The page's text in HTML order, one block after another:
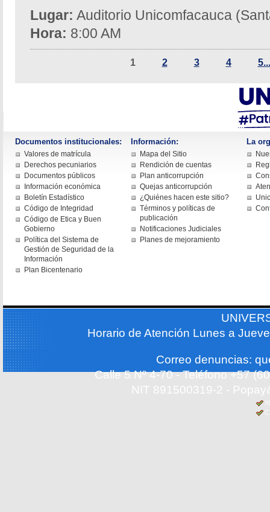
Lugar: Auditorio Unicomfacauca
Hora: 8:00 AM
1 2 3 4 5...
Documentos institucionales:
Valores de matrícula
Derechos pecuniarios
Documentos públicos
Información económica
Boletín Estadístico
Código de Integridad
Código de Etica y Buen
Gobierno
Política del Sistema de
Gestión de Seguridad de la
Información
Plan Bicentenario
Información:
Mapa del Sitio
Rendición de cuentas
Plan anticorrupción
Quejas anticorrupción
¿Quiénes hacen este sitio?
Términos y políticas de
publicación
Notificaciones Judiciales
Planes de mejoramiento
La
Horario de Atención Lunes a
Correo denuncias:
Calle 5 Nº 4-70 - Teléfono +57
NIT 891500319-2 -